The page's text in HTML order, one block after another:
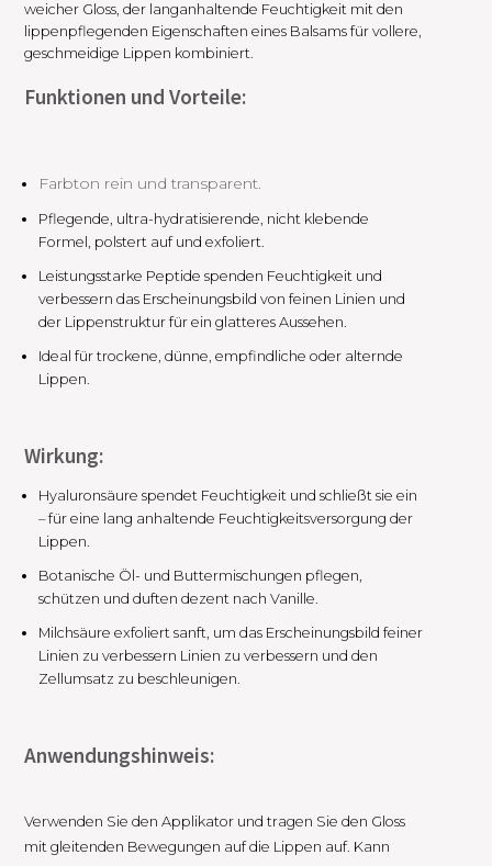
weicher Gloss, der langanhaltende Feuchtigkeit mit den
lippenpflegenden Eigenschaften eines Balsams für vollere,
geschmeidige Lippen kombiniert.
Funktionen und Vorteile:
Farbton rein und transparent.
Pflegende, ultra-hydratisierende, nicht klebende
Formel, polstert auf und exfoliert.
Leistungsstarke Peptide spenden Feuchtigkeit und
verbessern das Erscheinungsbild von feinen Linien und
der Lippenstruktur für ein glatteres Aussehen.
Ideal für trockene, dünne, empfindliche oder alternde
Lippen.
Wirkung:
Hyaluronsäure spendet Feuchtigkeit und schließt sie ein
– für eine lang anhaltende Feuchtigkeitsversorgung der
Lippen.
Botanische Öl- und Buttermischungen pflegen,
schützen und duften dezent nach Vanille.
Milchsäure exfoliert sanft, um das Erscheinungsbild feiner
Linien zu verbessern Linien zu verbessern und den
Zellumsatz zu beschleunigen.
Anwendungshinweis:
Verwenden Sie den Applikator und tragen Sie den Gloss
mit gleitenden Bewegungen auf die Lippen auf. Kann